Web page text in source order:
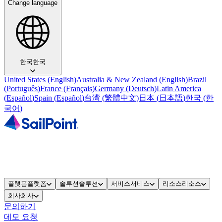
Change language
한국한국
United States (English)Australia & New Zealand (English)Brazil
(Português)France (Français)Germany (Deutsch)Latin America
(Español)Spain (Español)台湾 (繁體中文)日本 (日本語)한국 (한
국어)
플랫폼플랫폼 솔루션 솔루션 서비스서비스 리소스리소스
회사회사
문의하기
데모 요청